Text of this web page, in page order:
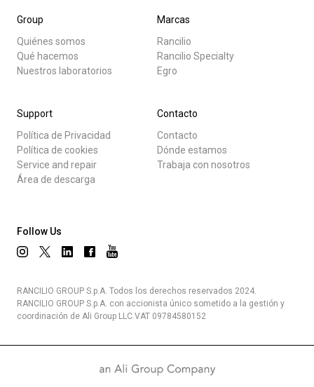
Group
Quiénes somos
Qué hacemos
Nuestros laboratorios
Marcas
Rancilio
Rancilio Specialty
Egro
Support
Política de Privacidad
Política de cookies
Service and repair
Área de descarga
Contacto
Contacto
Dónde estamos
Trabaja con nosotros
Follow Us
RANCILIO GROUP S.p.A. Todos los derechos reservados 2024.
RANCILIO GROUP S.p.A. con accionista único sometido a la gestión y
coordinación de Ali Group LLC VAT 09784580152